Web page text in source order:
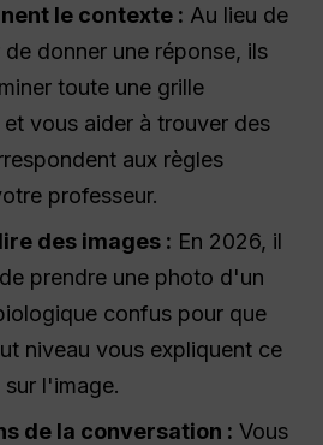
le contexte : Au lieu de
donner une réponse, ils
toute une grille
vous aider à trouver des
aux règles
professeur.
des images : En 2026, il
prendre une photo d'un
confus pour que
niveau vous expliquent ce
l'image.
de la conversation : Vous